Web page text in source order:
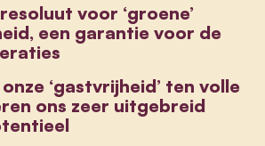
voor ‘groene’
een garantie voor de
‘gastvrijheid’ ten volle
ons zeer uitgebreid